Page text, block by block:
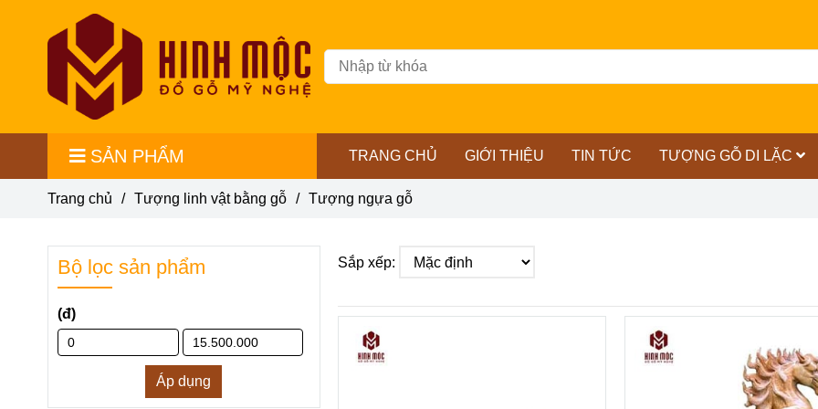
SẢN PHẨM TRANG CHỦ GIỚI THIỆU TIN TỨC TƯỢNG GỖ DI LẶC
Trang chủ / Tượng linh vật bằng gỗ / Tượng ngựa gỗ
Sắp xếp:
Bộ lọc sản phẩm
(đ)
Áp dụng